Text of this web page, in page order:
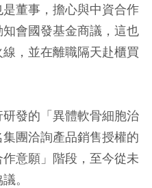
董事，擔心與中資合作
會國發基金商議，這也
，並在離職隔天赴櫃買
發的「異體軟骨細胞治
團洽詢產品銷售授權的
意願」階段，至今從未
。